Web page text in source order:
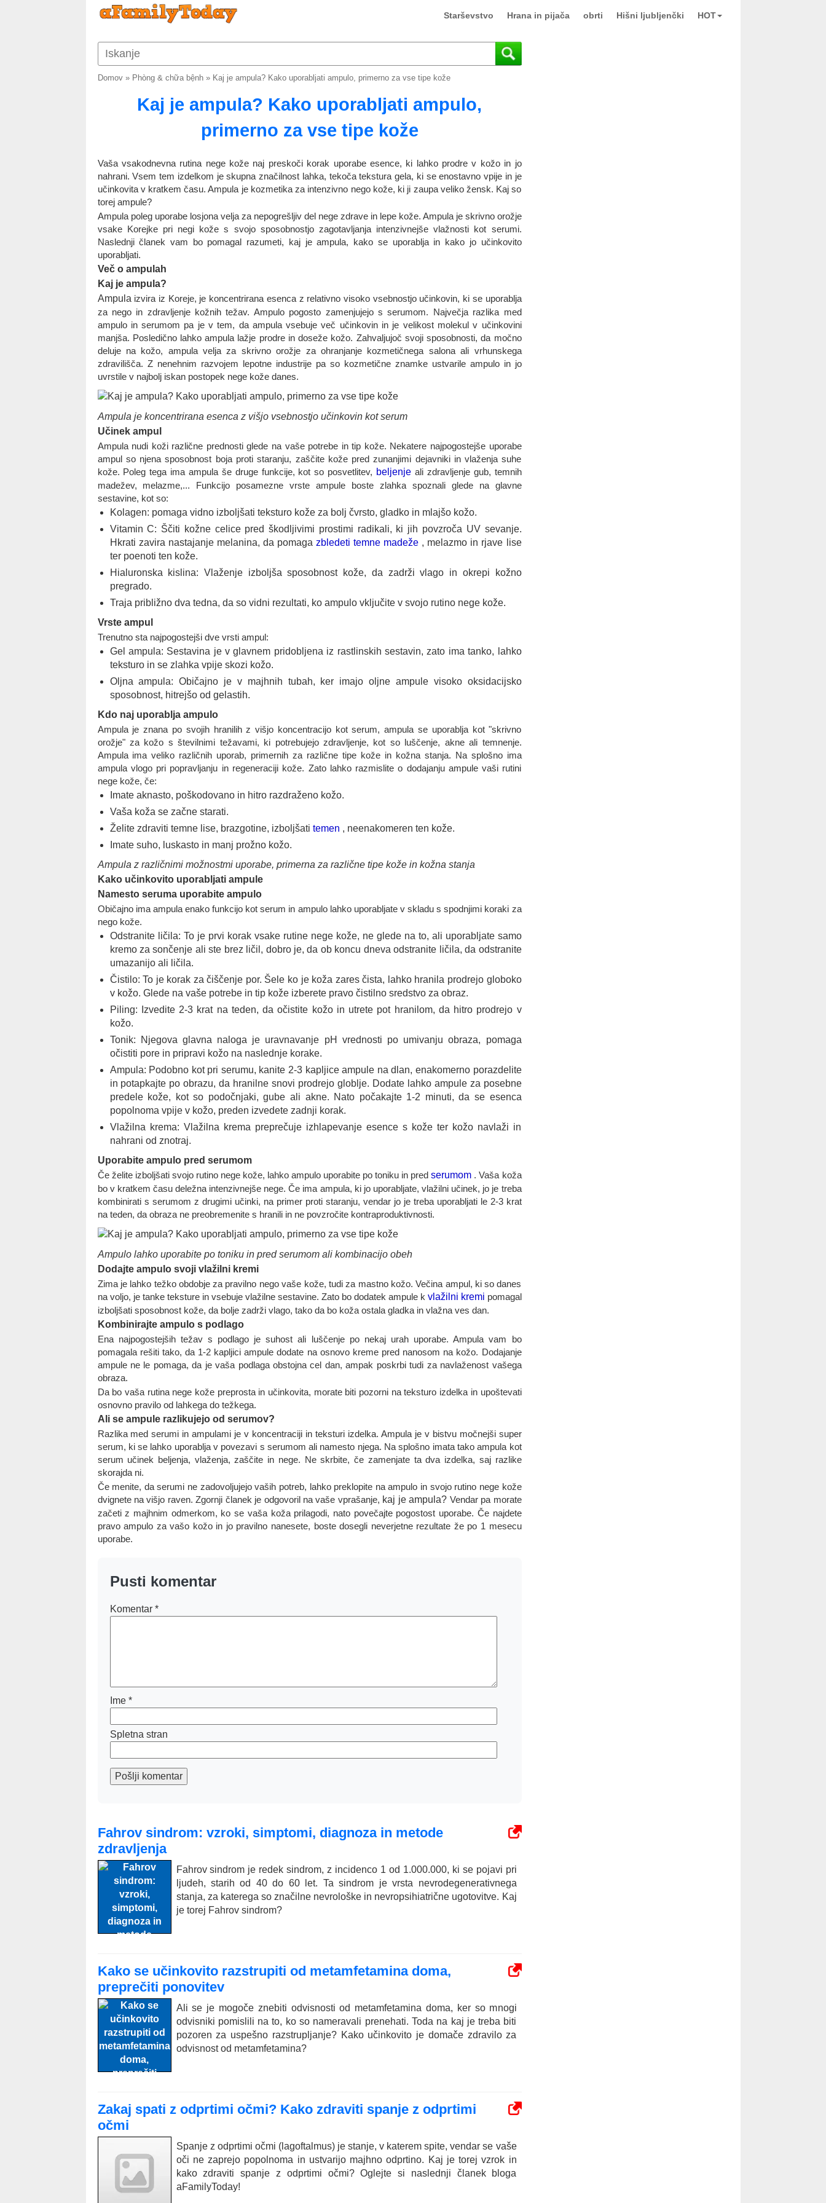
Starševstvo Hrana in pijača obrti Hišni ljubljenčki HOT
Domov» Phòng & chữa bệnh» Kaj je ampula? Kako uporabljati ampulo, primerno za vse tipe kože
Kaj je ampula? Kako uporabljati ampulo,
primerno za vse tipe kože
Vaša vsakodnevna rutina nege kože naj preskoči korak uporabe esence, ki lahko prodre v kožo in jo
nahrani. Vsem tem izdelkom je skupna značilnost lahka, tekoča tekstura gela, ki se enostavno vpije in je
učinkovita v kratkem času. Ampula je kozmetika za intenzivno nego kože, ki ji zaupa veliko žensk. Kaj so
torej ampule?
Ampula poleg uporabe losjona velja za nepogrešljiv del nege zdrave in lepe kože. Ampula je skrivno orožje
vsake Korejke pri negi kože s svojo sposobnostjo zagotavljanja intenzivnejše vlažnosti kot serumi.
Naslednji članek vam bo pomagal razumeti, kaj je ampula, kako se uporablja in kako jo učinkovito
uporabljati.
Več o ampulah
Kaj je ampula?
Ampula izvira iz Koreje, je koncentrirana esenca z relativno visoko vsebnostjo učinkovin, ki se uporablja
za nego in zdravljenje kožnih težav. Ampulo pogosto zamenjujejo s serumom. Največja razlika med
ampulo in serumom pa je v tem, da ampula vsebuje več učinkovin in je velikost molekul v učinkovini
manjša. Posledično lahko ampula lažje prodre in doseže kožo. Zahvaljujoč svoji sposobnosti, da močno
deluje na kožo, ampula velja za skrivno orožje za ohranjanje kozmetičnega salona ali vrhunskega
zdravilišča. Z nenehnim razvojem lepotne industrije pa so kozmetične znamke ustvarile ampulo in jo
uvrstile v najbolj iskan postopek nege kože danes.
Ampula je koncentrirana esenca z višjo vsebnostjo učinkovin kot serum
Učinek ampul
Ampula nudi koži različne prednosti glede na vaše potrebe in tip kože. Nekatere najpogostejše uporabe
ampul so njena sposobnost boja proti staranju, zaščite kože pred zunanjimi dejavniki in vlaženja suhe
kože. Poleg tega ima ampula še druge funkcije, kot so posvetlitev, beljenje ali zdravljenje gub, temnih
madežev, melazme,... Funkcijo posamezne vrste ampule boste zlahka spoznali glede na glavne
sestavine, kot so:
Kolagen: pomaga vidno izboljšati teksturo kože za bolj čvrsto, gladko in mlajšo kožo.
Vitamin C: Ščiti kožne celice pred škodljivimi prostimi radikali, ki jih povzroča UV sevanje.
Hkrati zavira nastajanje melanina, da pomaga zbledeti temne madeže , melazmo in rjave lise
ter poenoti ten kože.
Hialuronska kislina: Vlaženje izboljša sposobnost kože, da zadrži vlago in okrepi kožno
pregrado.
Traja približno dva tedna, da so vidni rezultati, ko ampulo vključite v svojo rutino nege kože.
Vrste ampul
Trenutno sta najpogostejši dve vrsti ampul:
Gel ampula: Sestavina je v glavnem pridobljena iz rastlinskih sestavin, zato ima tanko, lahko
teksturo in se zlahka vpije skozi kožo.
Oljna ampula: Običajno je v majhnih tubah, ker imajo oljne ampule visoko oksidacijsko
sposobnost, hitrejšo od gelastih.
Kdo naj uporablja ampulo
Ampula je znana po svojih hranilih z višjo koncentracijo kot serum, ampula se uporablja kot "skrivno
orožje" za kožo s številnimi težavami, ki potrebujejo zdravljenje, kot so luščenje, akne ali temnenje.
Ampula ima veliko različnih uporab, primernih za različne tipe kože in kožna stanja. Na splošno ima
ampula vlogo pri popravljanju in regeneraciji kože. Zato lahko razmislite o dodajanju ampule vaši rutini
nege kože, če:
Imate aknasto, poškodovano in hitro razdraženo kožo.
Vaša koža se začne starati.
Želite zdraviti temne lise, brazgotine, izboljšati temen , neenakomeren ten kože.
Imate suho, luskasto in manj prožno kožo.
Ampula z različnimi možnostmi uporabe, primerna za različne tipe kože in kožna stanja
Kako učinkovito uporabljati ampule
Namesto seruma uporabite ampulo
Običajno ima ampula enako funkcijo kot serum in ampulo lahko uporabljate v skladu s spodnjimi koraki za
nego kože.
Odstranite ličila: To je prvi korak vsake rutine nege kože, ne glede na to, ali uporabljate samo
kremo za sončenje ali ste brez ličil, dobro je, da ob koncu dneva odstranite ličila, da odstranite
umazanijo ali ličila.
Čistilo: To je korak za čiščenje por. Šele ko je koža zares čista, lahko hranila prodrejo globoko
v kožo. Glede na vaše potrebe in tip kože izberete pravo čistilno sredstvo za obraz.
Piling: Izvedite 2-3 krat na teden, da očistite kožo in utrete pot hranilom, da hitro prodrejo v
kožo.
Tonik: Njegova glavna naloga je uravnavanje pH vrednosti po umivanju obraza, pomaga
očistiti pore in pripravi kožo na naslednje korake.
Ampula: Podobno kot pri serumu, kanite 2-3 kapljice ampule na dlan, enakomerno porazdelite
in potapkajte po obrazu, da hranilne snovi prodrejo globlje. Dodate lahko ampule za posebne
predele kože, kot so podočnjaki, gube ali akne. Nato počakajte 1-2 minuti, da se esenca
popolnoma vpije v kožo, preden izvedete zadnji korak.
Vlažilna krema: Vlažilna krema preprečuje izhlapevanje esence s kože ter kožo navlaži in
nahrani od znotraj.
Uporabite ampulo pred serumom
Če želite izboljšati svojo rutino nege kože, lahko ampulo uporabite po toniku in predserumom . Vaša koža
bo v kratkem času deležna intenzivnejše nege. Če ima ampula, ki jo uporabljate, vlažilni učinek, jo je treba
kombinirati s serumom z drugimi učinki, na primer proti staranju, vendar jo je treba uporabljati le 2-3 krat
na teden, da obraza ne preobremenite s hranili in ne povzročite kontraproduktivnosti.
Ampulo lahko uporabite po toniku in pred serumom ali kombinacijo obeh
Dodajte ampulo svoji vlažilni kremi
Zima je lahko težko obdobje za pravilno nego vaše kože, tudi za mastno kožo. Večina ampul, ki so danes
na voljo, je tanke teksture in vsebuje vlažilne sestavine. Zato bo dodatek ampule k vlažilni kremi pomagal
izboljšati sposobnost kože, da bolje zadrži vlago, tako da bo koža ostala gladka in vlažna ves dan.
Kombinirajte ampulo s podlago
Ena najpogostejših težav s podlago je suhost ali luščenje po nekaj urah uporabe. Ampula vam bo
pomagala rešiti tako, da 1-2 kapljici ampule dodate na osnovo kreme pred nanosom na kožo. Dodajanje
ampule ne le pomaga, da je vaša podlaga obstojna cel dan, ampak poskrbi tudi za navlaženost vašega
obraza.
Da bo vaša rutina nege kože preprosta in učinkovita, morate biti pozorni na teksturo izdelka in upoštevati
osnovno pravilo od lahkega do težkega.
Ali se ampule razlikujejo od serumov?
Razlika med serumi in ampulami je v koncentraciji in teksturi izdelka. Ampula je v bistvu močnejši super
serum, ki se lahko uporablja v povezavi s serumom ali namesto njega. Na splošno imata tako ampula kot
serum učinek beljenja, vlaženja, zaščite in nege. Ne skrbite, če zamenjate ta dva izdelka, saj razlike
skorajda ni.
Če menite, da serumi ne zadovoljujejo vaših potreb, lahko preklopite na ampulo in svojo rutino nege kože
dvignete na višjo raven. Zgornji članek je odgovoril na vaše vprašanje, kaj je ampula? Vendar pa morate
začeti z majhnim odmerkom, ko se vaša koža prilagodi, nato povečajte pogostost uporabe. Če najdete
pravo ampulo za vašo kožo in jo pravilno nanesete, boste dosegli neverjetne rezultate že po 1 mesecu
uporabe.
Pusti komentar
Komentar *
Ime *
Spletna stran
Pošlji komentar
Fahrov sindrom: vzroki, simptomi, diagnoza in metode
zdravljenja
Fahrov sindrom je redek sindrom, z incidenco 1 od 1.000.000, ki se pojavi pri
ljudeh, starih od 40 do 60 let. Ta sindrom je vrsta nevrodegenerativnega
stanja, za katerega so značilne nevrološke in nevropsihiatrične ugotovitve. Kaj
je torej Fahrov sindrom?
Kako se učinkovito razstrupiti od metamfetamina doma,
preprečiti ponovitev
Ali se je mogoče znebiti odvisnosti od metamfetamina doma, ker so mnogi
odvisniki pomislili na to, ko so nameravali prenehati. Toda na kaj je treba biti
pozoren za uspešno razstrupljanje? Kako učinkovito je domače zdravilo za
odvisnost od metamfetamina?
Zakaj spati z odprtimi očmi? Kako zdraviti spanje z odprtimi
očmi
Spanje z odprtimi očmi (lagoftalmus) je stanje, v katerem spite, vendar se vaše
oči ne zaprejo popolnoma in ustvarijo majhno odprtino. Kaj je torej vzrok in
kako zdraviti spanje z odprtimi očmi? Oglejte si naslednji članek bloga
aFamilyToday!